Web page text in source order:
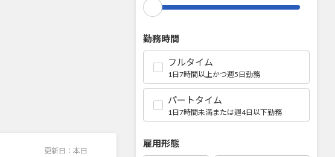
更新日： 本日
勤務時間
フルタイム
1日7時間以上かつ週5日勤務
パートタイム
1日7時間未満または週4日以下勤務
雇用形態